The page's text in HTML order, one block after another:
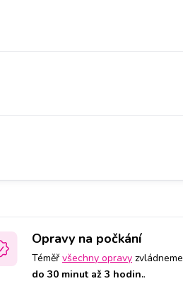
Opravy na počkání
Téměř všechny opravy zvládneme
do 30 minut až 3 hodin..